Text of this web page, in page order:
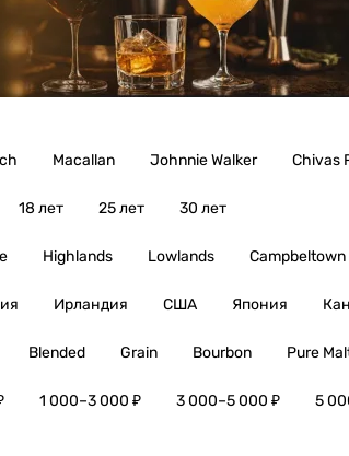
Macallan Johnnie Walker Chivas
18 лет 25 лет 30 лет
Highlands Lowlands Campbeltown
Ирландия США Япония
Blended Grain Bourbon Pure
1 000–3 000 ₽ 3 000–5 000 ₽ 5